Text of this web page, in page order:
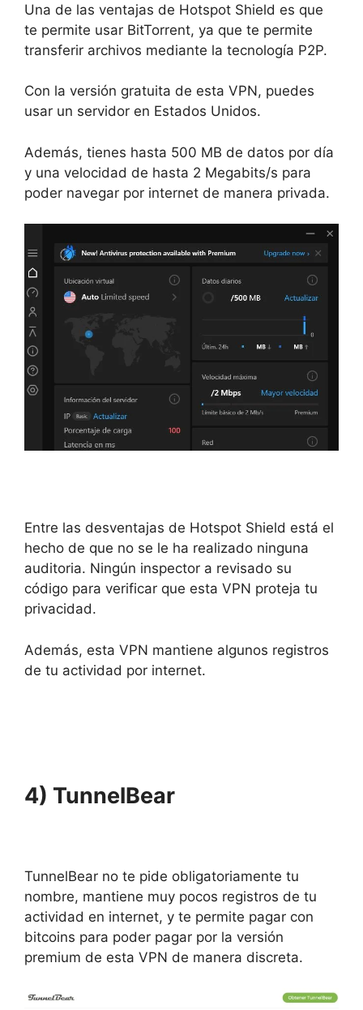
Una de las ventajas de Hotspot Shield es que
te permite usar BitTorrent, ya que te permite
transferir archivos mediante la tecnología P2P.
Con la versión gratuita de esta VPN, puedes
usar un servidor en Estados Unidos.
Además, tienes hasta 500 MB de datos por día
y una velocidad de hasta 2 Megabits/s para
poder navegar por internet de manera privada.
Entre las desventajas de Hotspot Shield está el
hecho de que no se le ha realizado ninguna
auditoria. Ningún inspector a revisado su
código para verificar que esta VPN proteja tu
privacidad.
Además, esta VPN mantiene algunos registros
de tu actividad por internet.
4) TunnelBear
TunnelBear no te pide obligatoriamente tu
nombre, mantiene muy pocos registros de tu
actividad en internet, y te permite pagar con
bitcoins para poder pagar por la versión
premium de esta VPN de manera discreta.